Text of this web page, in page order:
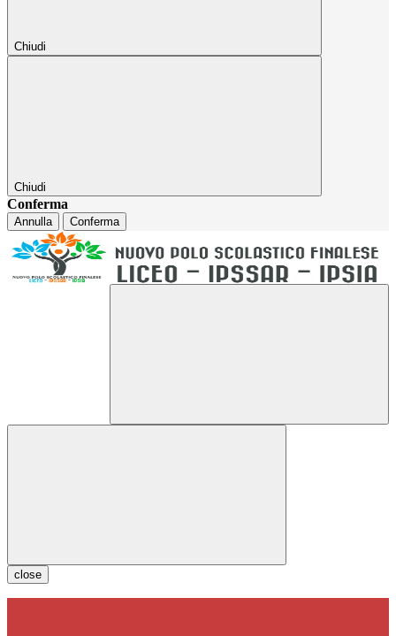
Chiudi
Chiudi
Conferma
Annulla Conferma
close